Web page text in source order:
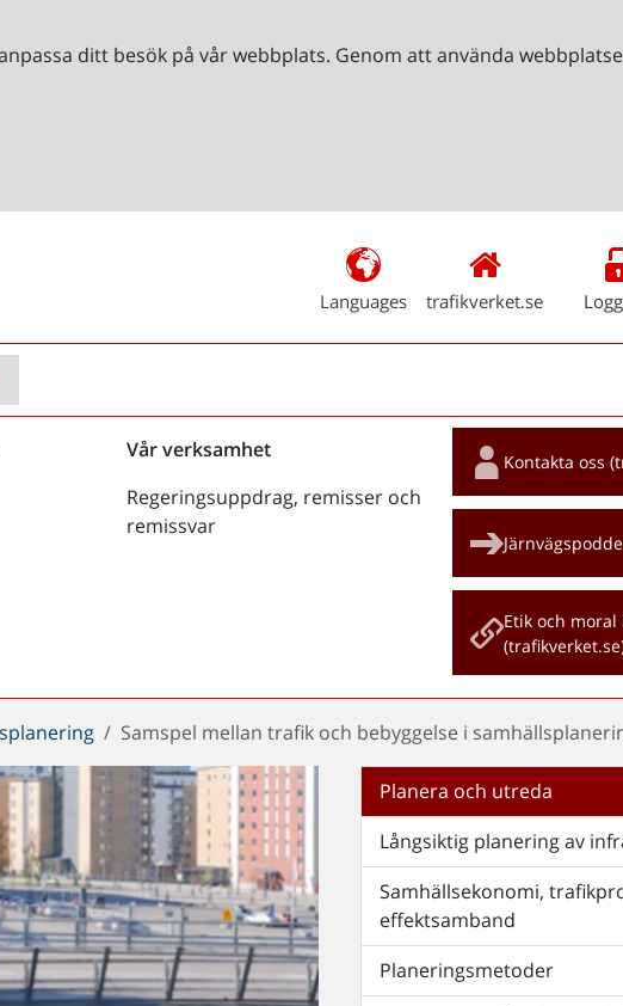
ditt besök på vår webbplats. Genom att använda
Languages trafikverket.se
Vår verksamhet
Regeringsuppdrag, remisser och
remissvar
Snabblänkar
Kontakta oss
Etik och moral
Samspel mellan trafik och bebyggelse i
Planera och utreda
Långsiktig planering av
Samhällsekonomi,
effektsamband
Planeringsmetoder